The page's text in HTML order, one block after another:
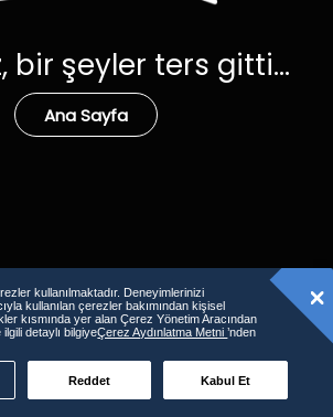
bir şeyler ters gitti...
Ana Sayfa
kullanılmaktadır. Deneyimlerinizi
kullanılan çerezler bakımından kişisel
kısmında yer alan Çerez Yönetim Aracından
detaylı bilgiyeÇerez Aydınlatma Metni’nden
Reddet Kabul Et